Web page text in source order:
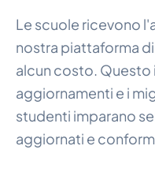
Le scuole ricevono
nostra piattaforma
alcun costo.
aggiornamenti e i
studenti imparano
aggiornati e